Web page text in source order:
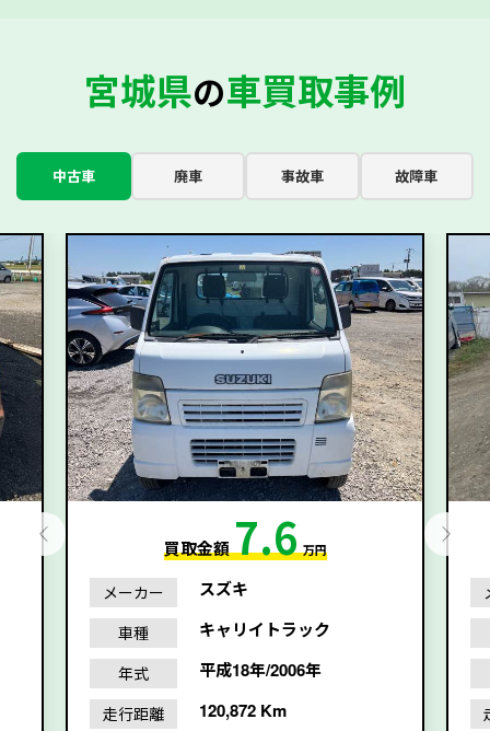
宮城県の車買取事例
中古車 廃車 事故車 故障車
買取金額7.6 万円
メーカー スズキ
車種 キャリイトラック
年式 平成18年/2006年
走行距離 120,872 Km